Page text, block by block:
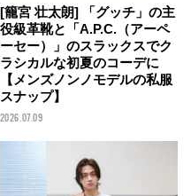
[籠宮 壮太朗] 「グッチ」の主
役級革靴と「A.P.C.（アーペ
ーセー）」のスラックスでク
ラシカルな初夏のコーデに
【メンズノンノモデルの私服
スナップ】
2026.07.09